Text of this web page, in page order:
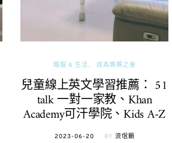
婚姻 & 生活 成為媽媽之後
兒童線上英文學習推薦： 51
talk 一對一家教、Khan
Academy可汗學院、Kids A-Z
POSTED
2023-06-20 BY 流氓顆